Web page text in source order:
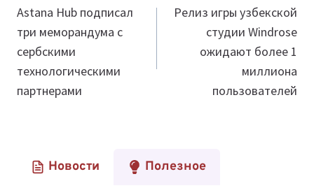
по
записям
Astana Hub подписал
три меморандума с
сербскими
технологическими
партнерами
Релиз игры узбекской
студии Windrose
ожидают более 1
миллиона
пользователей
Новости Полезное